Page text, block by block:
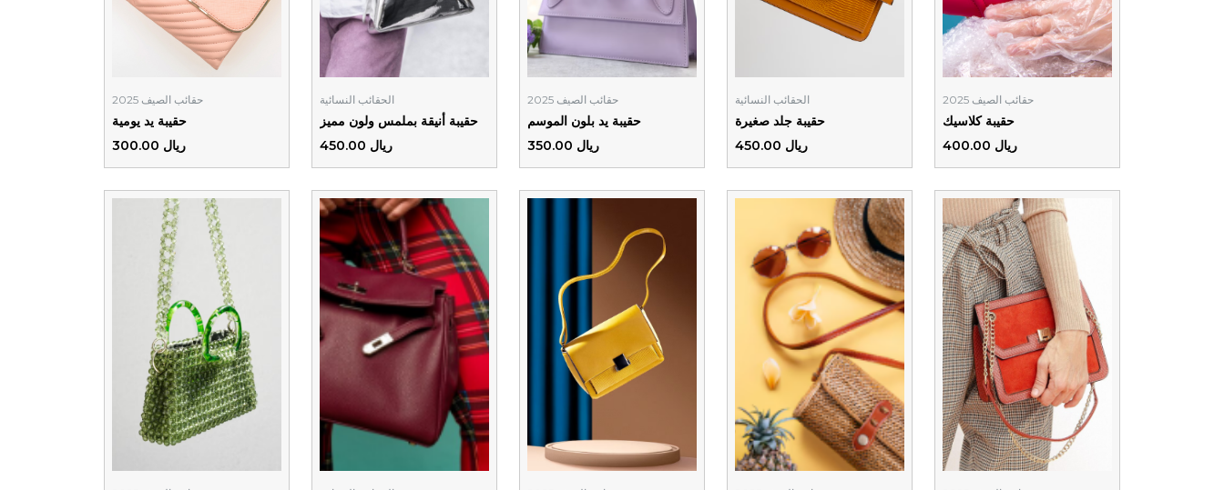
حقائب الصيف 2025
حقيبة يد يومية
ريال 300.00
الحقائب النسائية
حقيبة أنيقة بملمس ولون مميز
ريال 450.00
حقائب الصيف 2025
حقيبة يد بلون الموسم
ريال 350.00
الحقائب النسائية
حقيبة جلد صغيرة
ريال 450.00
حقائب الصيف 2025
حقيبة كلاسيك
ريال 400.00